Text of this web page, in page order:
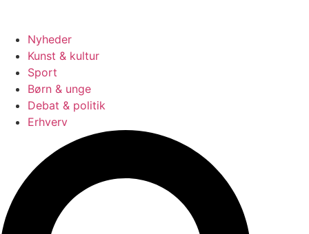
Nyheder
Kunst & kultur
Sport
Børn & unge
Debat & politik
Erhverv